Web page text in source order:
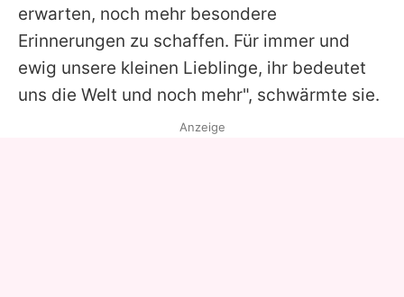
erwarten, noch mehr besondere
Erinnerungen zu schaffen. Für immer und
ewig unsere kleinen Lieblinge, ihr bedeutet
uns die Welt und noch mehr", schwärmte sie.
Anzeige